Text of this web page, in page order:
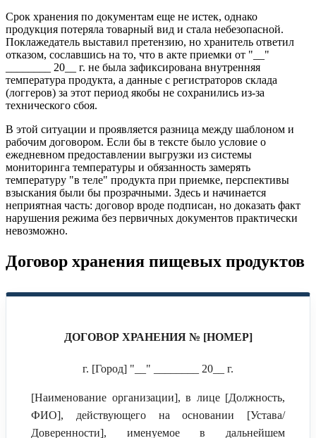
Срок хранения по документам еще не истек, однако
продукция потеряла товарный вид и стала небезопасной.
Поклажедатель выставил претензию, но хранитель ответил
отказом, сославшись на то, что в акте приемки от "__"
________ 20__ г. не была зафиксирована внутренняя
температура продукта, а данные с регистраторов склада
(логгеров) за этот период якобы не сохранились из-за
технического сбоя.
В этой ситуации и проявляется разница между шаблоном и
рабочим договором. Если бы в тексте было условие о
ежедневном предоставлении выгрузки из системы
мониторинга температуры и обязанность замерять
температуру "в теле" продукта при приемке, перспективы
взыскания были бы прозрачными. Здесь и начинается
неприятная часть: договор вроде подписан, но доказать факт
нарушения режима без первичных документов практически
невозможно.
Договор хранения пищевых продуктов
ДОГОВОР ХРАНЕНИЯ № [НОМЕР]
г. [Город] "__" ________ 20__ г.
[Наименование организации], в лице [Должность,
ФИО], действующего на основании [Устава/
Доверенности], именуемое в дальнейшем